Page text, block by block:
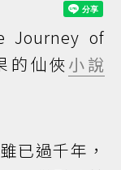
Journey of
的仙俠小說
已過千年，